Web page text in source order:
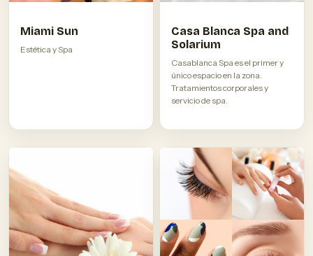
Miami Sun
Estética y Spa
Casa Blanca Spa and
Solarium
Casablanca Spa es el primer y
único espacio en la zona.
Tratamientos corporales y
servicio de spa.